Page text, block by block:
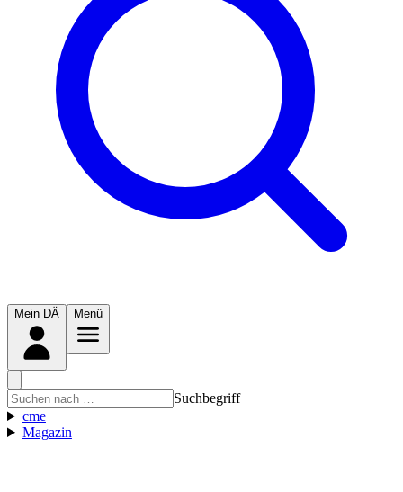
Mein DÄ Menü
Suchbegriff
cme
Magazin